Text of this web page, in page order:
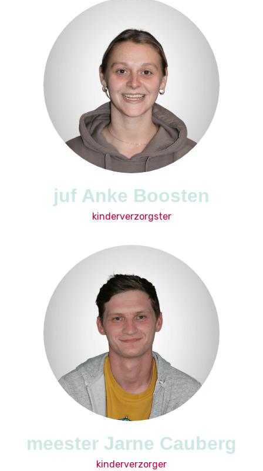
juf Anke Boosten
kinderverzorgster
meester Jarne Cauberg
kinderverzorger